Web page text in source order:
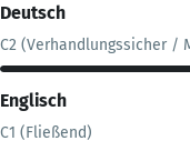
Deutsch
C2 (Verhandlungssicher /
Englisch
C1 (Fließend)